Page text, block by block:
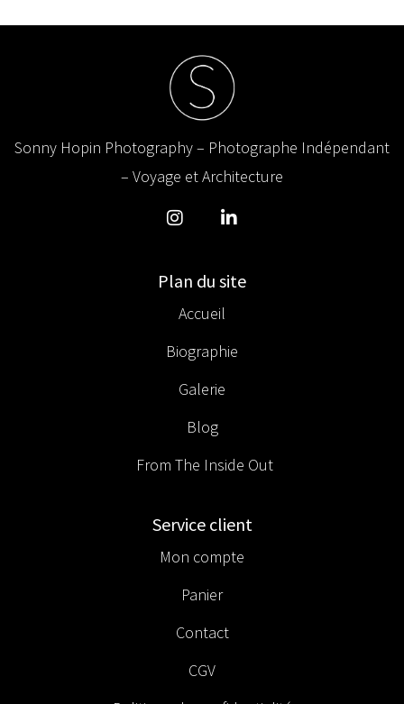
Sonny Hopin Photography – Photographe Indépendant
– Voyage et Architecture
Plan du site
Accueil
Biographie
Galerie
Blog
From The Inside Out
Service client
Mon compte
Panier
Contact
CGV